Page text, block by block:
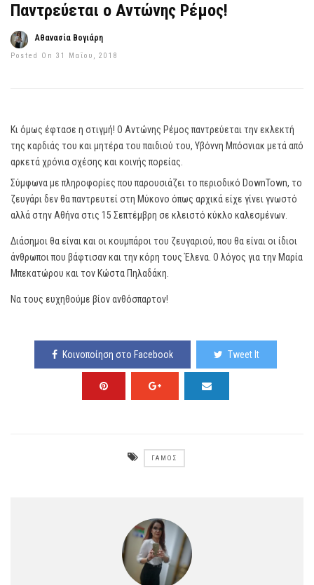
Παντρεύεται ο Αντώνης Ρέμος!
Αθανασία Βογιάρη
Posted On 31 Μαΐου, 2018
Κι όμως έφτασε η στιγμή! Ο Αντώνης Ρέμος παντρεύεται την εκλεκτή
της καρδιάς του και μητέρα του παιδιού του, Υβόννη Μπόσνιακ μετά από
αρκετά χρόνια σχέσης και κοινής πορείας.
Σύμφωνα με πληροφορίες που παρουσιάζει το περιοδικό DownTown, το
ζευγάρι δεν θα παντρευτεί στη Μύκονο όπως αρχικά είχε γίνει γνωστό
αλλά στην Αθήνα στις 15 Σεπτέμβρη σε κλειστό κύκλο καλεσμένων.
Διάσημοι θα είναι και οι κουμπάροι του ζευγαριού, που θα είναι οι ίδιοι
άνθρωποι που βάφτισαν και την κόρη τους Έλενα. Ο λόγος για την Μαρία
Μπεκατώρου και τον Κώστα Πηλαδάκη.
Να τους ευχηθούμε βίον ανθόσπαρτον!
Κοινοποίηση στο Facebook Tweet It
ΓΆΜΟΣ